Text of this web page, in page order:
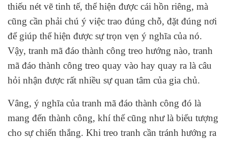
thiếu nét vẽ tinh tế, thể hiện được cái hồn riêng, mà
cũng cần phải chú ý việc trao đúng chỗ, đặt đúng nơi
để giúp thể hiện được sự trọn vẹn ý nghĩa của nó.
Vậy, tranh mã đáo thành công treo hướng nào, tranh
mã đáo thành công treo quay vào hay quay ra là câu
hỏi nhận được rất nhiều sự quan tâm của gia chủ.
Vâng, ý nghĩa của tranh mã đáo thành công đó là
mang đến thành công, khí thế cũng như là biểu tượng
cho sự chiến thắng. Khi treo tranh cần tránh hướng ra